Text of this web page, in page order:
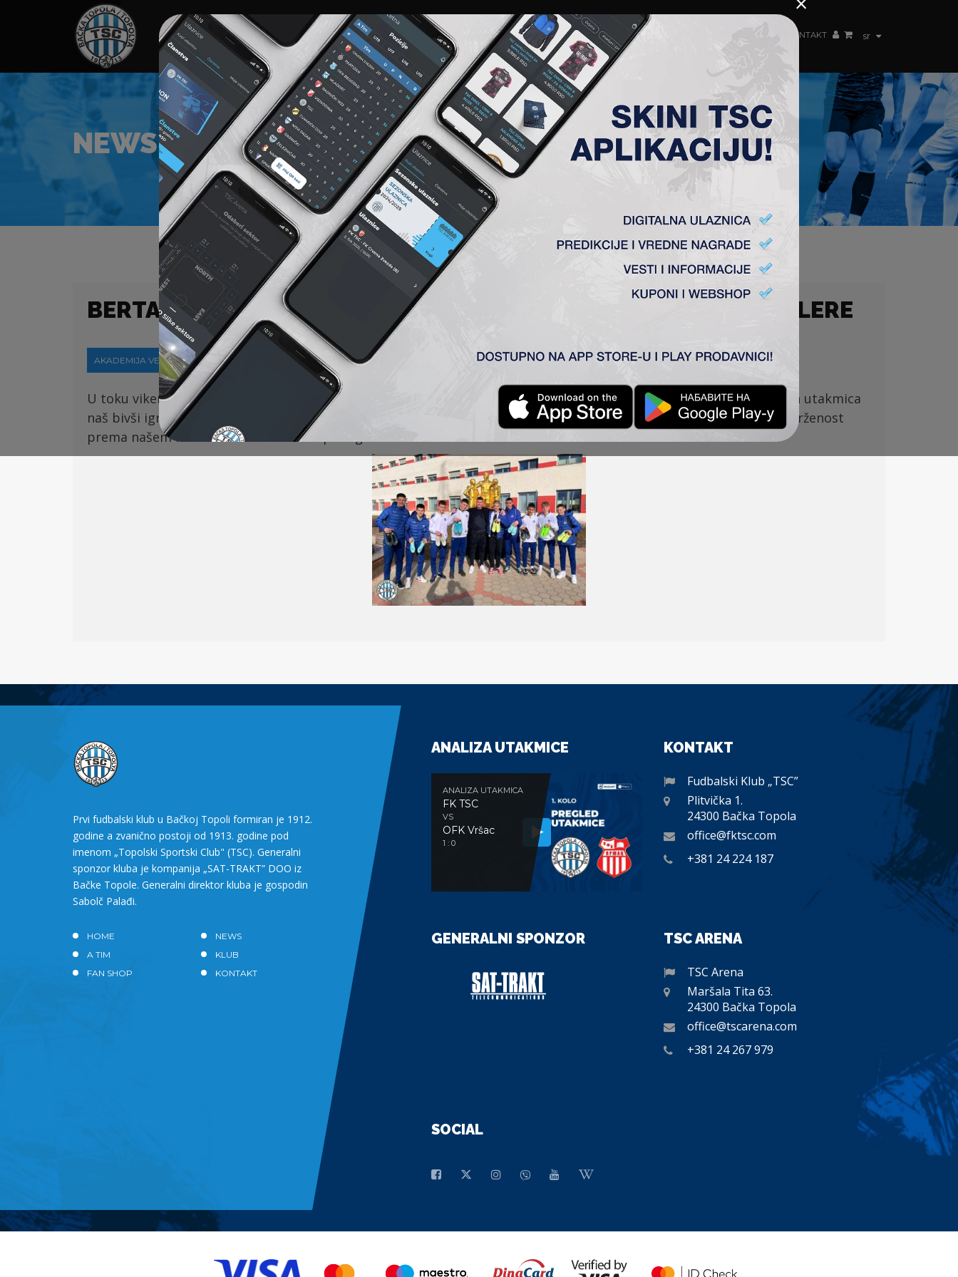
sr
HOME SPONZORI NEWS GALERIJE A TIM ČLANSTVO AKREDITACIJE KLUB AKADEMIJA ŽENSKI TIM KONTAKT
NEWS
BERTALAN BOČKAI POKLONIO KOPAČKE ZA NAŠE MLADE FUDBALERE
AKADEMIJA VESTI 20-02-2023
U toku vikenda naše e suodigral
pripremne utakmice u Budimpešti protiv Honveda. Posle odigranih utakmica
naš bivši igrač Bertalan Bočkai je poklonio nekoliko pari kopačk
za naše mlade igrače, čime jeponovodokazao privrženost
prema našem klubu. Hvala na ovako lepom gestu!
Prvi fudbalski klub u Bačkoj Topoli formiran je 1912.
godine a zvanično postoji od 1913. godine pod
imenom „Topolski Sportski Club" (TSC). Generalni
sponzor kluba je kompanija „SAT-TRAKT” DOO iz
Bačke Topole. Generalni direktor kluba je gospodin
Sabolč Palađi.
HOME
NEWS
A TIM
KLUB
FAN SHOP
KONTAKT
ANALIZA UTAKMICE
ANALIZA UTAKMICA
FK TSC
VS
OFK Vršac
1 : 0
KONTAKT
Fudbalski Klub „TSC”
Plitvička 1.
24300 Bačka Topola
office@fktsc.com
+381 24 224 187
GENERALNI SPONZOR TSC ARENA
TSC Arena
Maršala Tita 63.
24300 Bačka Topola
office@tscarena.com
+381 24 267 979
SOCIAL